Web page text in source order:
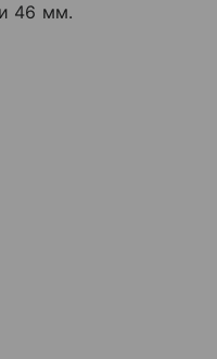
46 мм.